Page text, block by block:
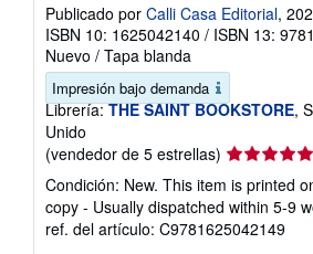
Publicado por Calli Casa Editorial,
ISBN 10: 1625042140 / ISBN 13:
Nuevo / Tapa blanda
Impresión bajo demanda
Librería: THE SAINT BOOKSTORE,
Unido
(vendedor de 5 estrellas) Calificación
del
vendedor:
5
de
Condición: New. This item is printed
copy - Usually dispatched within 5-9
ref. del artículo: C9781625042149